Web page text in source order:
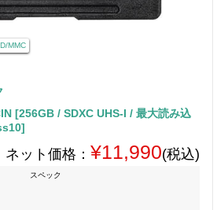
MMC
[256GB / SDXC UHS-I / 最大読み込
ネット価格： ¥11,990(税込)
スペック